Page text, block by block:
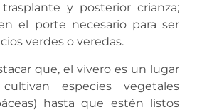
y posterior crianza;
el porte necesario para ser
verdes o veredas.
que, el vivero es un lugar
especies vegetales
hasta que estén listos